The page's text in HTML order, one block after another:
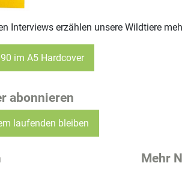
Interviews erzählen unsere Wildtiere
im A5 Hardcover
abonnieren
laufenden bleiben
Mehr